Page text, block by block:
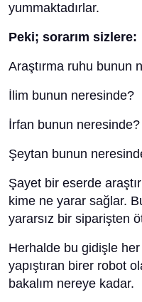
yummaktadırlar.
Peki; sorarım sizlere:
Araştırma ruhu bunun
İlim bunun neresinde?
İrfan bunun neresinde?
Şeytan bunun
Şayet bir eserde
kime ne yarar sağlar.
yararsız bir siparişten
Herhalde bu gidişle
yapıştıran birer robot
bakalım nereye kadar.